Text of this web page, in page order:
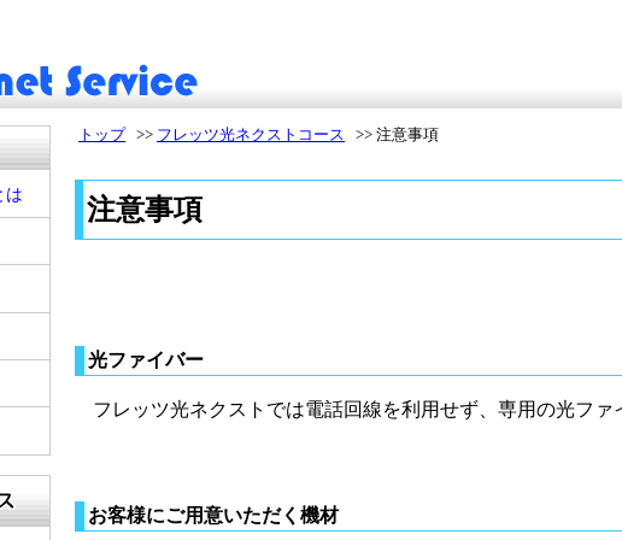
は
トップ >> フレッツ光ネクストコース >> 注意事項
注意事項
光ファイバー
フレッツ光ネクストでは電話回線を利用せず、専用の光ファ
お客様にご用意いただく機材